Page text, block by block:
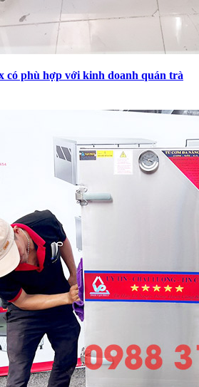
có phù hợp với kinh doanh quán trà